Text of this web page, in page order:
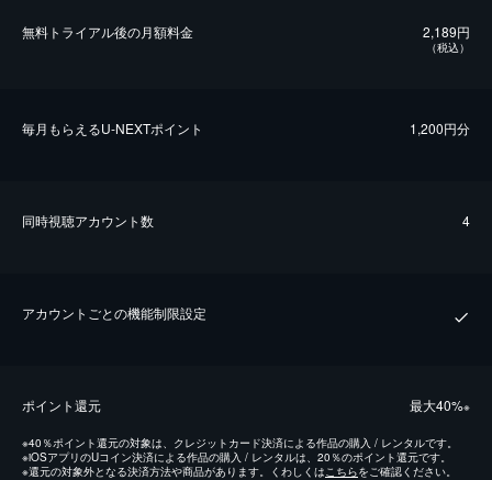
無料トライアル後の⽉額料金 2,189円
（税込）
毎⽉もらえるU-NEXTポイント 1,200円分
同時視聴アカウント数 4
アカウントごとの機能制限設定
ポイント還元 最⼤40%※
※40％ポイント還元の対象は、クレジットカード決済による作品の購入 / レンタルです。
※iOSアプリのUコイン決済による作品の購入 / レンタルは、20％のポイント還元です。
※還元の対象外となる決済方法や商品があります。くわしくは こちらをご確認ください。